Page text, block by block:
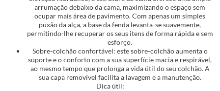
arrumação debaixo da cama, maximizando o espaço sem
ocupar mais área de pavimento. Com apenas um simples
puxão da alça, a base da fenda levanta-se suavemente,
permitindo-lhe recuperar os seus itens de forma rápida e sem
esforço.
Sobre-colchão confortável: este sobre-colchão aumenta o
suporte e o conforto com a sua superfície macia e respirável,
ao mesmo tempo que prolonga a vida útil do seu colchão. A
sua capa removível facilita a lavagem e a manutenção.
Dica útil: